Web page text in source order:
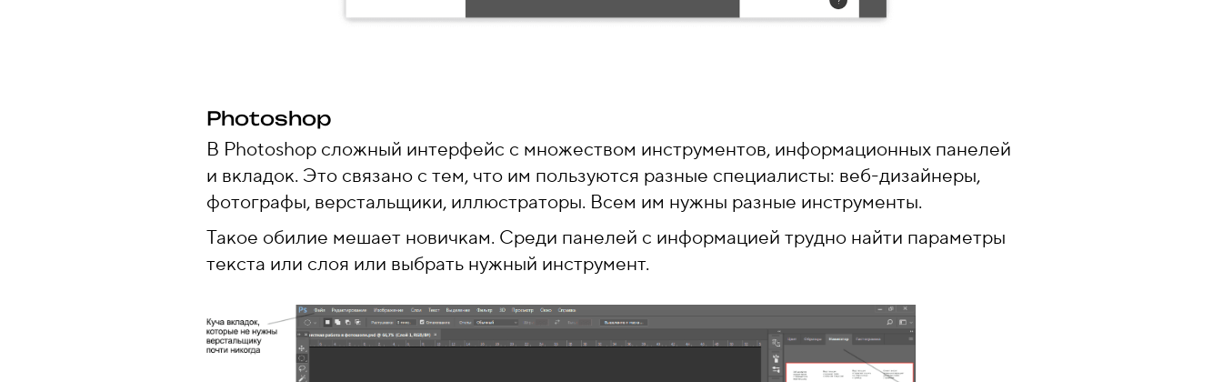
Photoshop
В Photoshop сложный интерфейс с множеством инструментов, информационных панелей
и вкладок. Это связано с тем, что им пользуются разные специалисты: веб-дизайнеры,
фотографы, верстальщики, иллюстраторы. Всем им нужны разные инструменты.
Такое обилие мешает новичкам. Среди панелей с информацией трудно найти параметры
текста или слоя или выбрать нужный инструмент.